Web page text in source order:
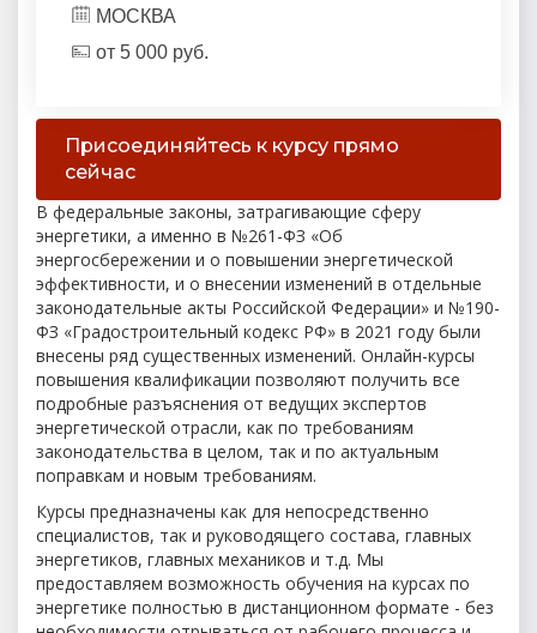
МОСКВА
от 5 000 руб.
Присоединяйтесь к курсу прямо
сейчас
В федеральные законы, затрагивающие сферу
энергетики, а именно в №261-ФЗ «Об
энергосбережении и о повышении энергетической
эффективности, и о внесении изменений в отдельные
законодательные акты Российской Федерации» и №190-
ФЗ «Градостроительный кодекс РФ» в 2021 году были
внесены ряд существенных изменений. Онлайн-курсы
повышения квалификации позволяют получить все
подробные разъяснения от ведущих экспертов
энергетической отрасли, как по требованиям
законодательства в целом, так и по актуальным
поправкам и новым требованиям.
Курсы предназначены как для непосредственно
специалистов, так и руководящего состава, главных
энергетиков, главных механиков и т.д. Мы
предоставляем возможность обучения на курсах по
энергетике полностью в дистанционном формате - без